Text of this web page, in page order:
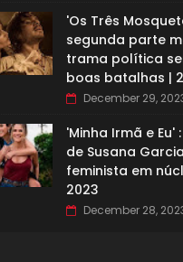
'Os Três
segunda parte
trama política
boas batalhas |
December 29,
'Minha Irmã e
de Susana
feminista em
2023
December 28,